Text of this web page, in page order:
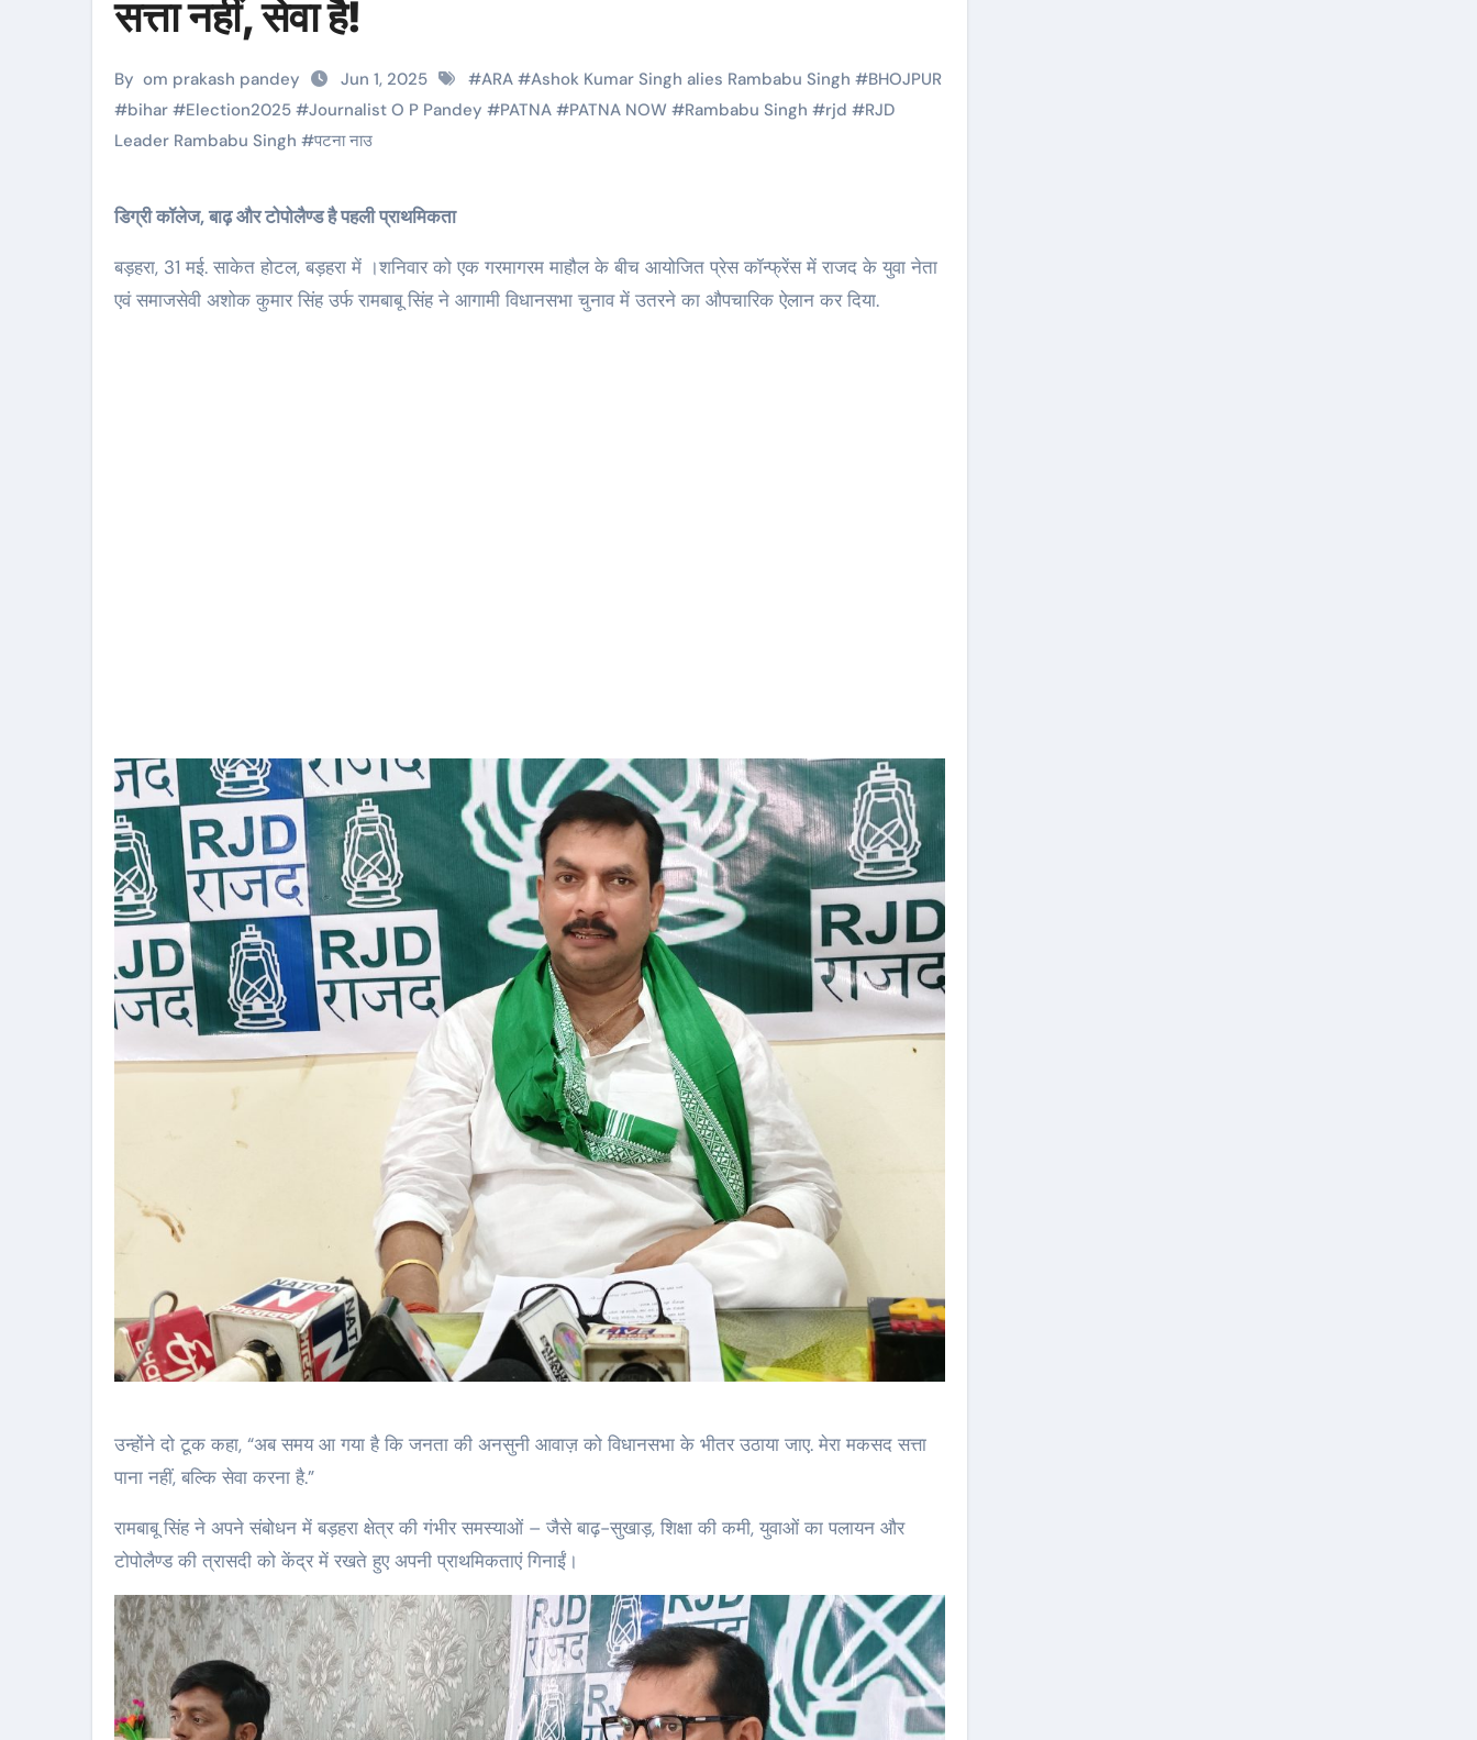
सत्ता नहीं, सेवा है!
By om prakash pandey Jun 1, 2025 #ARA #Ashok Kumar Singh alies Rambabu Singh #BHOJPUR
#bihar #Election2025 #Journalist O P Pandey #PATNA #PATNA NOW #Rambabu Singh #rjd #RJD
Leader Rambabu Singh #पटना नाउ
डिग्री कॉलेज, बाढ़ और टोपोलैण्ड है पहली प्राथमिकता
बड़हरा, 31 मई. साकेत होटल, बड़हरा में ।शनिवार को एक गरमागरम माहौल के बीच आयोजित प्रेस कॉन्फ्रेंस में राजद के युवा नेता
एवं समाजसेवी अशोक कुमार सिंह उर्फ रामबाबू सिंह ने आगामी विधानसभा चुनाव में उतरने का औपचारिक ऐलान कर दिया.
उन्होंने दो टूक कहा, “अब समय आ गया है कि जनता की अनसुनी आवाज़ को विधानसभा के भीतर उठाया जाए. मेरा मकसद सत्ता
पाना नहीं, बल्कि सेवा करना है.”
रामबाबू सिंह ने अपने संबोधन में बड़हरा क्षेत्र की गंभीर समस्याओं – जैसे बाढ़-सुखाड़, शिक्षा की कमी, युवाओं का पलायन और
टोपोलैण्ड की त्रासदी को केंद्र में रखते हुए अपनी प्राथमिकताएं गिनाईं।